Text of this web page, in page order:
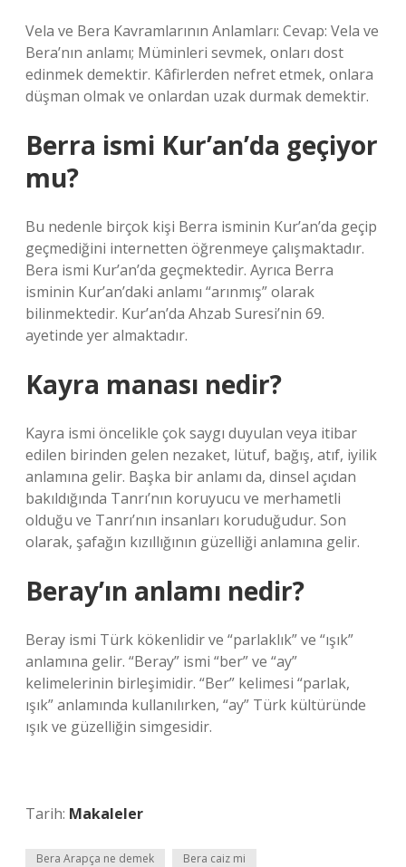
Vela ve Bera Kavramlarının Anlamları: Cevap: Vela ve
Bera’nın anlamı; Müminleri sevmek, onları dost
edinmek demektir. Kâfirlerden nefret etmek, onlara
düşman olmak ve onlardan uzak durmak demektir.
Berra ismi Kur’an’da geçiyor
mu?
Bu nedenle birçok kişi Berra isminin Kur’an’da geçip
geçmediğini internetten öğrenmeye çalışmaktadır.
Bera ismi Kur’an’da geçmektedir. Ayrıca Berra
isminin Kur’an’daki anlamı “arınmış” olarak
bilinmektedir. Kur’an’da Ahzab Suresi’nin 69.
ayetinde yer almaktadır.
Kayra manası nedir?
Kayra ismi öncelikle çok saygı duyulan veya itibar
edilen birinden gelen nezaket, lütuf, bağış, atıf, iyilik
anlamına gelir. Başka bir anlamı da, dinsel açıdan
bakıldığında Tanrı’nın koruyucu ve merhametli
olduğu ve Tanrı’nın insanları koruduğudur. Son
olarak, şafağın kızıllığının güzelliği anlamına gelir.
Beray’ın anlamı nedir?
Beray ismi Türk kökenlidir ve “parlaklık” ve “ışık”
anlamına gelir. “Beray” ismi “ber” ve “ay”
kelimelerinin birleşimidir. “Ber” kelimesi “parlak,
ışık” anlamında kullanılırken, “ay” Türk kültüründe
ışık ve güzelliğin simgesidir.
Tarih: Makaleler
Bera Arapça ne demek Bera caiz mi